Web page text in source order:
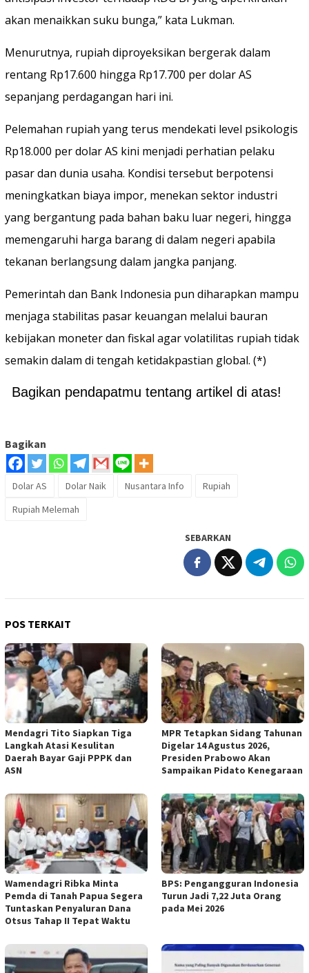
akan menaikkan suku bunga,” kata Lukman.
Menurutnya, rupiah diproyeksikan bergerak dalam
rentang Rp17.600 hingga Rp17.700 per dolar AS
sepanjang perdagangan hari ini.
Pelemahan rupiah yang terus mendekati level psikologis
Rp18.000 per dolar AS kini menjadi perhatian pelaku
pasar dan dunia usaha. Kondisi tersebut berpotensi
meningkatkan biaya impor, menekan sektor industri
yang bergantung pada bahan baku luar negeri, hingga
memengaruhi harga barang di dalam negeri apabila
tekanan berlangsung dalam jangka panjang.
Pemerintah dan Bank Indonesia pun diharapkan mampu
menjaga stabilitas pasar keuangan melalui bauran
kebijakan moneter dan fiskal agar volatilitas rupiah tidak
semakin dalam di tengah ketidakpastian global. (*)
Bagikan pendapatmu tentang artikel di atas!
Bagikan
Dolar AS Dolar Naik Nusantara Info
Rupiah
Rupiah Melemah
SEBARKAN
POS TERKAIT
Mendagri Tito Siapkan Tiga
Langkah Atasi Kesulitan
Daerah Bayar Gaji PPPK dan
ASN
MPR Tetapkan Sidang Tahunan
Digelar 14 Agustus 2026,
Presiden Prabowo Akan
Sampaikan Pidato Kenegaraan
Wamendagri Ribka Minta
Pemda di Tanah Papua Segera
Tuntaskan Penyaluran Dana
Otsus Tahap II Tepat Waktu
BPS: Pengangguran Indonesia
Turun Jadi 7,22 Juta Orang
pada Mei 2026